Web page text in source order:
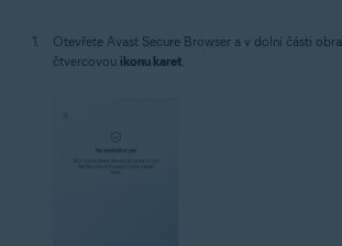
Otevřete Avast Secure Browser a v dolní části
čtvercovou ikonu karet